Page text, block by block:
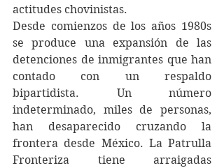
actitudes chovinistas.
Desde comienzos de los años 1980s
se produce una expansión de las
detenciones de inmigrantes que han
contado con un respaldo
bipartidista. Un número
indeterminado, miles de personas,
han desaparecido cruzando la
frontera desde México. La Patrulla
Fronteriza tiene arraigadas